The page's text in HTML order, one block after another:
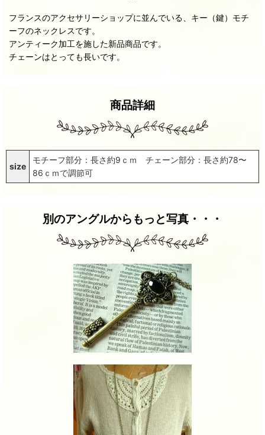
フランスのアクセサリーショップに並んでいる、キー（鍵）モチ
ーフのネックレスです。
アンティーク加工を施した新品商品です。
チェーンはとっても長いです。
商品詳細
size
モチーフ部分：長さ約9ｃｍ チェーン部分：長さ約78〜
86ｃｍで調節可
別のアングルからもっと写真・・・